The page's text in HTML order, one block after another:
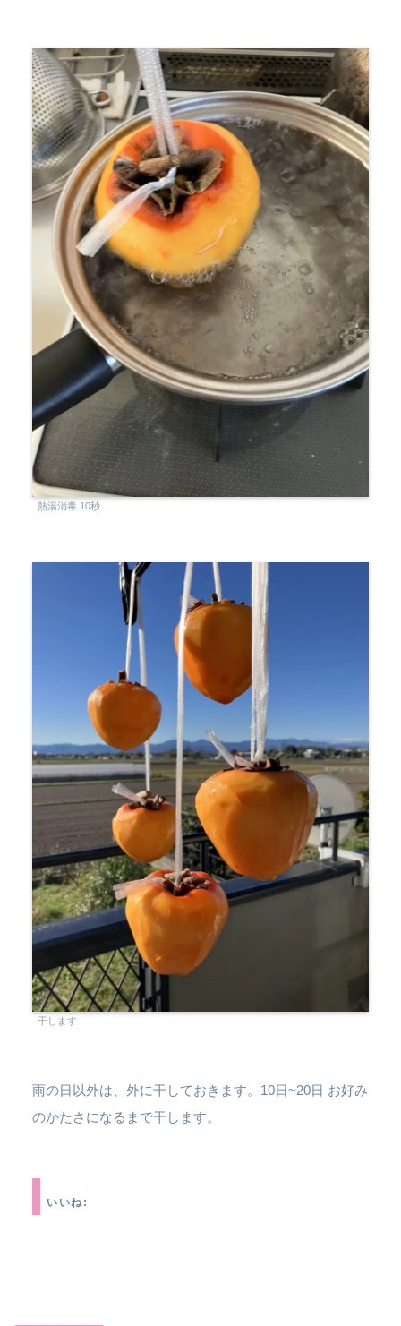
熱湯消毒 10秒
干します
雨の日以外は、外に干しておきます。10日~20日 お好み
のかたさになるまで干します。
いいね: